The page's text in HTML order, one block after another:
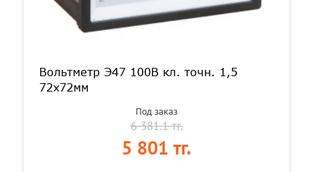
Вольтметр Э47 100В кл. точн. 1,5
72х72мм
Под заказ
6 381.1 тг.
5 801 тг.